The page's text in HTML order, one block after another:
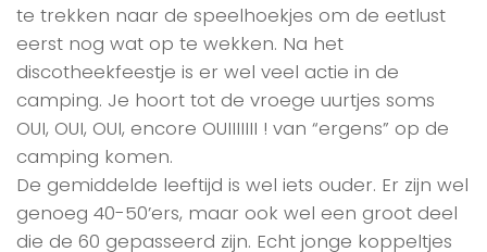
te trekken naar de speelhoekjes om de eetlust
eerst nog wat op te wekken. Na het
discotheekfeestje is er wel veel actie in de
camping. Je hoort tot de vroege uurtjes soms
OUI, OUI, OUI, encore OUIIIIIII ! van “ergens” op de
camping komen.
De gemiddelde leeftijd is wel iets ouder. Er zijn wel
genoeg 40-50’ers, maar ook wel een groot deel
die de 60 gepasseerd zijn. Echt jonge koppeltjes